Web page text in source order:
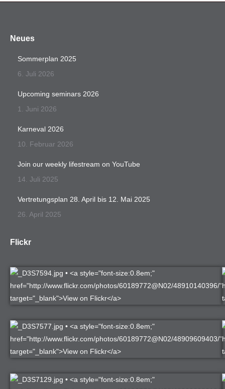
Neues
Sommerplan 2025
6. Juli 2026
Upcoming seminars 2026
1. Juni 2026
Karneval 2026
10. Februar 2026
Join our weekly lifestream on YouTube
14. Juli 2025
Vertretungsplan 28. April bis 12. Mai 2025
26. April 2025
Flickr